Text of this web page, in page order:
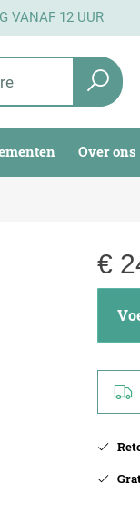
VANAF 12 UUR
Over ons
€